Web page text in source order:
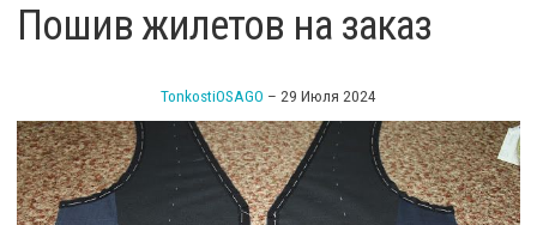
Вы здесь
Пошив жилетов на заказ
TonkostiOSAGO – 29 Июля 2024